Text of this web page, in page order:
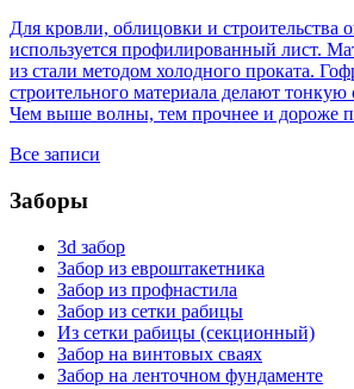
Для кровли, облицовки и строительства
используется профилированный лист.
из стали методом холодного проката.
строительного материала делают тонкую
Чем выше волны, тем прочнее и дороже
Все записи
Заборы
3d забор
Забор из евроштакетника
Забор из профнастила
Забор из сетки рабицы
Из сетки рабицы (секционный)
Забор на винтовых сваях
Забор на ленточном фундаменте